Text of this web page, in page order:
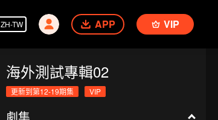
ZH-TW APP VIP
海外測試專輯02
更新到第12-19期集 VIP